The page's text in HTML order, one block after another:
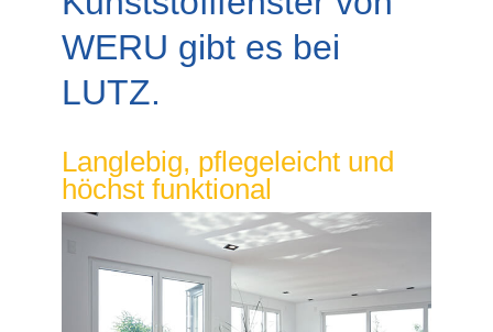
WERU gibt es bei
LUTZ.
Langlebig, pflegeleicht und
höchst funktional